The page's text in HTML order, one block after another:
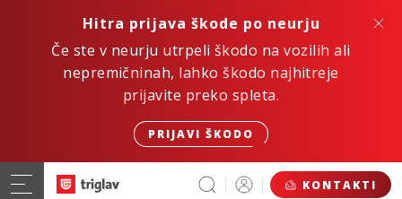
Hitra prijava škode po neurju
Če ste v neurju utrpeli škodo na vozilih ali
nepremičninah, lahko škodo najhitreje
prijavite preko spleta.
PRIJAVI ŠKODO
KONTAKTI